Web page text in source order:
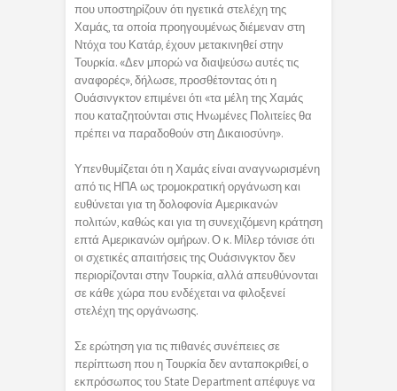
που υποστηρίζουν ότι ηγετικά στελέχη της
Χαμάς, τα οποία προηγουμένως διέμεναν στη
Ντόχα του Κατάρ, έχουν μετακινηθεί στην
Τουρκία. «Δεν μπορώ να διαψεύσω αυτές τις
αναφορές», δήλωσε, προσθέτοντας ότι η
Ουάσινγκτον επιμένει ότι «τα μέλη της Χαμάς
που καταζητούνται στις Ηνωμένες Πολιτείες θα
πρέπει να παραδοθούν στη Δικαιοσύνη».
Υπενθυμίζεται ότι η Χαμάς είναι αναγνωρισμένη
από τις ΗΠΑ ως τρομοκρατική οργάνωση και
ευθύνεται για τη δολοφονία Αμερικανών
πολιτών, καθώς και για τη συνεχιζόμενη κράτηση
επτά Αμερικανών ομήρων. Ο κ. Μίλερ τόνισε ότι
οι σχετικές απαιτήσεις της Ουάσινγκτον δεν
περιορίζονται στην Τουρκία, αλλά απευθύνονται
σε κάθε χώρα που ενδέχεται να φιλοξενεί
στελέχη της οργάνωσης.
Σε ερώτηση για τις πιθανές συνέπειες σε
περίπτωση που η Τουρκία δεν ανταποκριθεί, ο
εκπρόσωπος του State Department απέφυγε να